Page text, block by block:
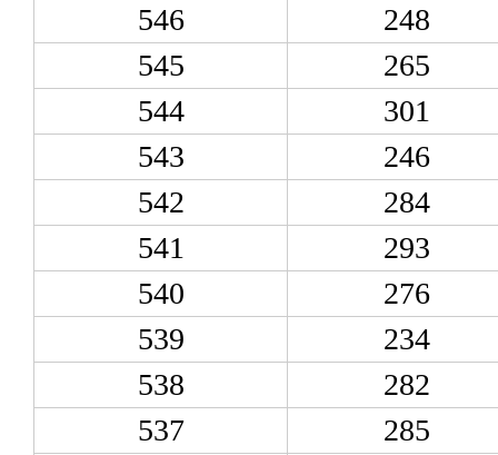
546
248
545
265
544
301
543
246
542
284
541
293
540
276
539
234
538
282
537
285